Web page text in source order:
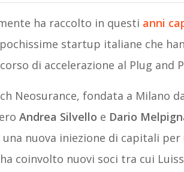
ha raccolto in questi anni
pochissime startup italiane che
di accelerazione al Plug and
Neosurance, fondata a Milano
Andrea Silvello e Dario
nuova iniezione di capitali
coinvolto nuovi soci tra cui